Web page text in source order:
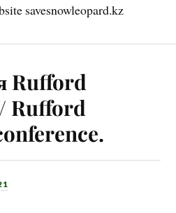
savesnowleopard.kz
Rufford
Rufford